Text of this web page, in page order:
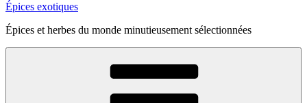
Épices exotiques
Épices et herbes du monde minutieusement sélectionnées